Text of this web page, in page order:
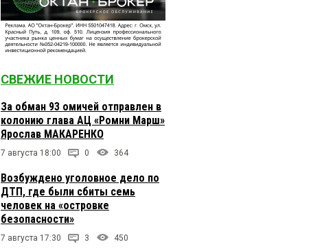
СВЕЖИЕ НОВОСТИ
За обман 93 омичей отправлен в
колонию глава АЦ «Ромни Марш»
Ярослав МАКАРЕНКО
7 августа 18:00 0 364
Возбуждено уголовное дело по
ДТП, где были сбиты семь
человек на «островке
безопасности»
7 августа 17:30 3 450